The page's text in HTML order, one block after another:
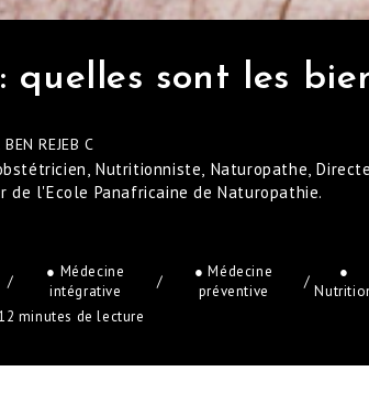
quelles sont les
BEN REJEB C
Nutritionniste, Naturopathe,
de l'Ecole Panafricaine de Naturopathie.
/
● Médecine
intégrative
/
● Médecine
préventive
/
●
minutes de lecture